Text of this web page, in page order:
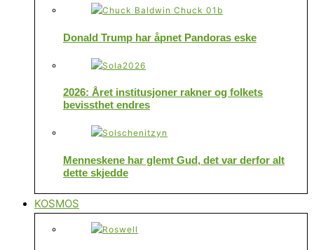
Donald Trump har åpnet Pandoras eske
2026: Året institusjoner rakner og folkets
bevissthet endres
Menneskene har glemt Gud, det var derfor alt
dette skjedde
KOSMOS